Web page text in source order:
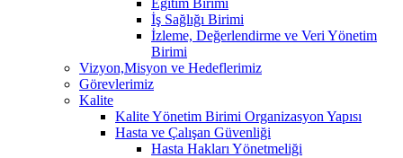
İş Sağlığı Birimi
İzleme, Değerlendirme ve Veri Yönetim
Birimi
Vizyon,Misyon ve Hedeflerimiz
Görevlerimiz
Kalite
Kalite Yönetim Birimi Organizasyon Yapısı
Hasta ve Çalışan Güvenliği
Hasta Hakları Yönetmeliği